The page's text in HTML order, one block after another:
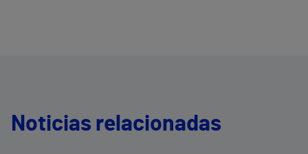
Noticias relacionadas